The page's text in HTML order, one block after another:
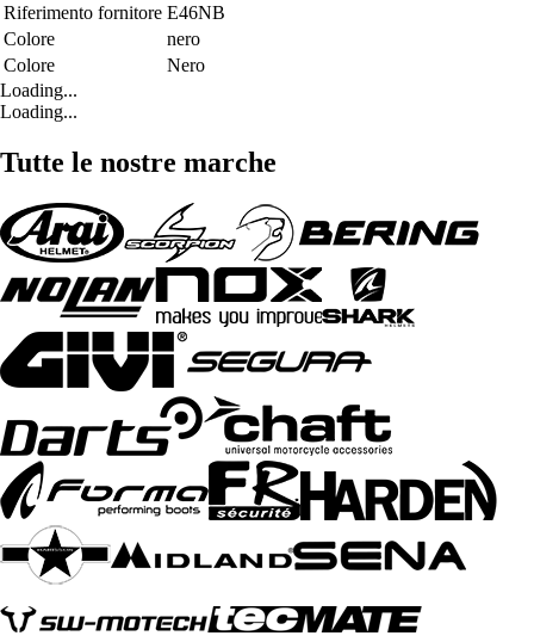
Riferimento fornitore E46NB
Colore
nero
Colore
Nero
Loading...
Loading...
Tutte le nostre marche